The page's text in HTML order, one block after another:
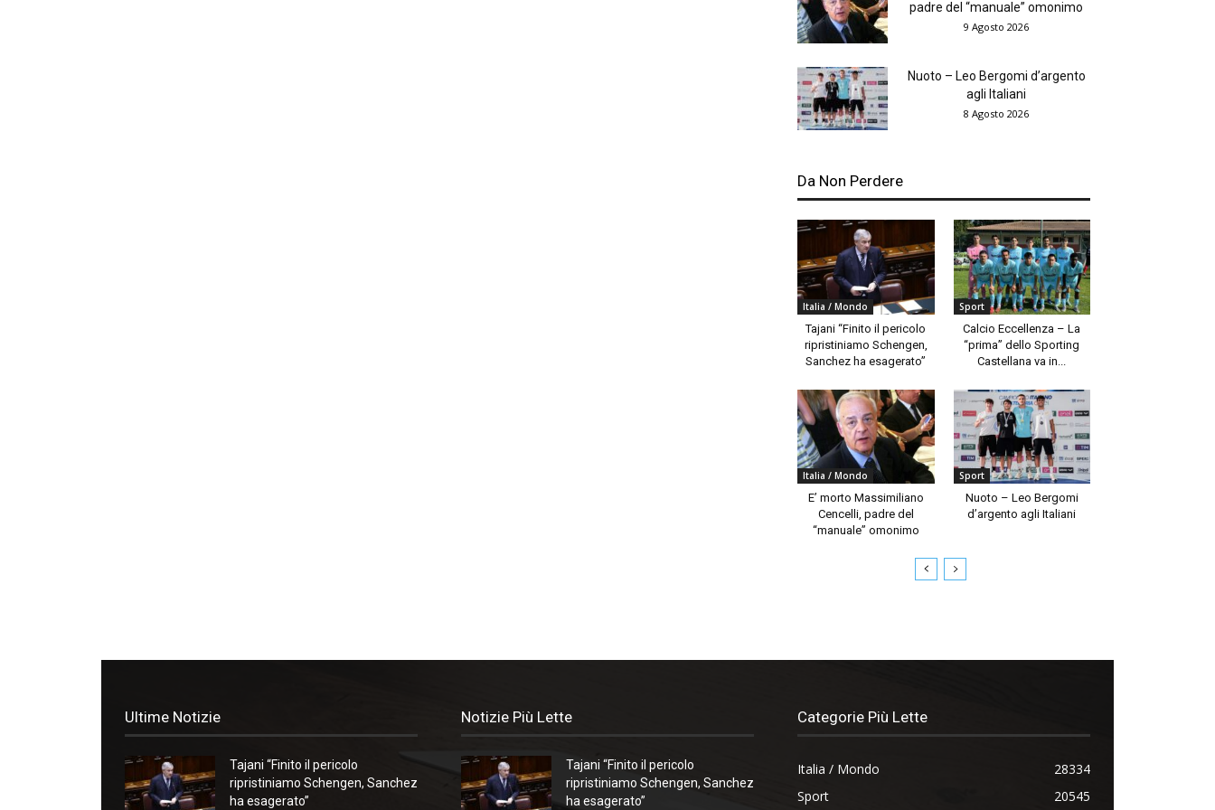
padre del “manuale” omonimo
9 Agosto 2026
Nuoto – Leo Bergomi d’argento
agli Italiani
8 Agosto 2026
Da Non Perdere
Italia / Mondo
Tajani “Finito il pericolo
ripristiniamo Schengen,
Sanchez ha esagerato”
Sport
Calcio Eccellenza – La
“prima” dello Sporting
Castellana va in...
Italia / Mondo
E’ morto Massimiliano
Cencelli, padre del
“manuale” omonimo
Sport
Nuoto – Leo Bergomi
d’argento agli Italiani
Ultime Notizie
Tajani “Finito il pericolo
ripristiniamo Schengen, Sanchez
ha esagerato”
Notizie Più Lette
Tajani “Finito il pericolo
ripristiniamo Schengen, Sanchez
ha esagerato”
Categorie Più Lette
Italia / Mondo
28334
Sport
20545